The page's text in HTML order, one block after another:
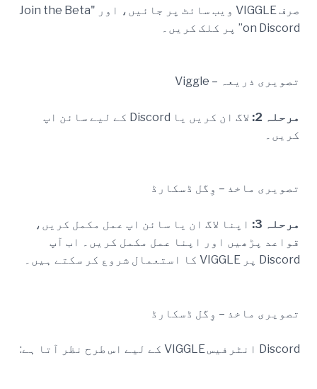
صرف VIGGLE ویب سائٹ پر جائیں، اور "Join the Beta
on Discord” پر کلک کریں۔
تصویری ذریعہ – Viggle
مرحلہ 2:
لاگ ان کریں یا Discord کے لیے سائن اپ
کریں۔
تصویری ماخذ – وِگل ڈسکارڈ
مرحلہ 3:
اپنا لاگ ان یا سائن اپ عمل مکمل کریں،
قواعد پڑھیں اور اپنا عمل مکمل کریں۔ اب آپ
Discord پر VIGGLE کا استعمال شروع کر سکتے ہیں۔
تصویری ماخذ – وِگل ڈسکارڈ
Discord انٹرفیس VIGGLE کے لیے اس طرح نظر آتا ہے: